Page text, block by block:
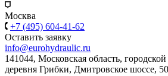
Москва
+7 (495) 604-41-62
Оставить заявку
info@eurohydraulic.ru
141044, Московская область,
деревня Грибки, Дмитровское шоссе, 50